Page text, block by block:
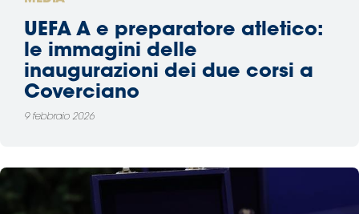
UEFA A e preparatore atletico:
le immagini delle
inaugurazioni dei due corsi a
Coverciano
9 febbraio 2026